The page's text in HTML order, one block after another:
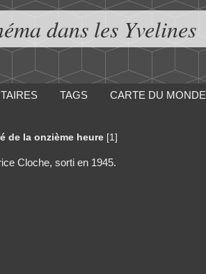
dans les Yvelines
TAGS CARTE DU MONDE
de la onzième heure [1]
Cloche, sorti en 1945.